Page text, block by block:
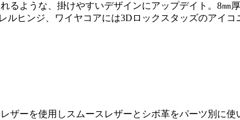
るような、掛けやすいデザインにアップデイト。8㎜
ヒンジ、ワイヤコアには3Dロックスタッズのアイコ
ザーを使用しスムースレザーとシボ革をパーツ別に